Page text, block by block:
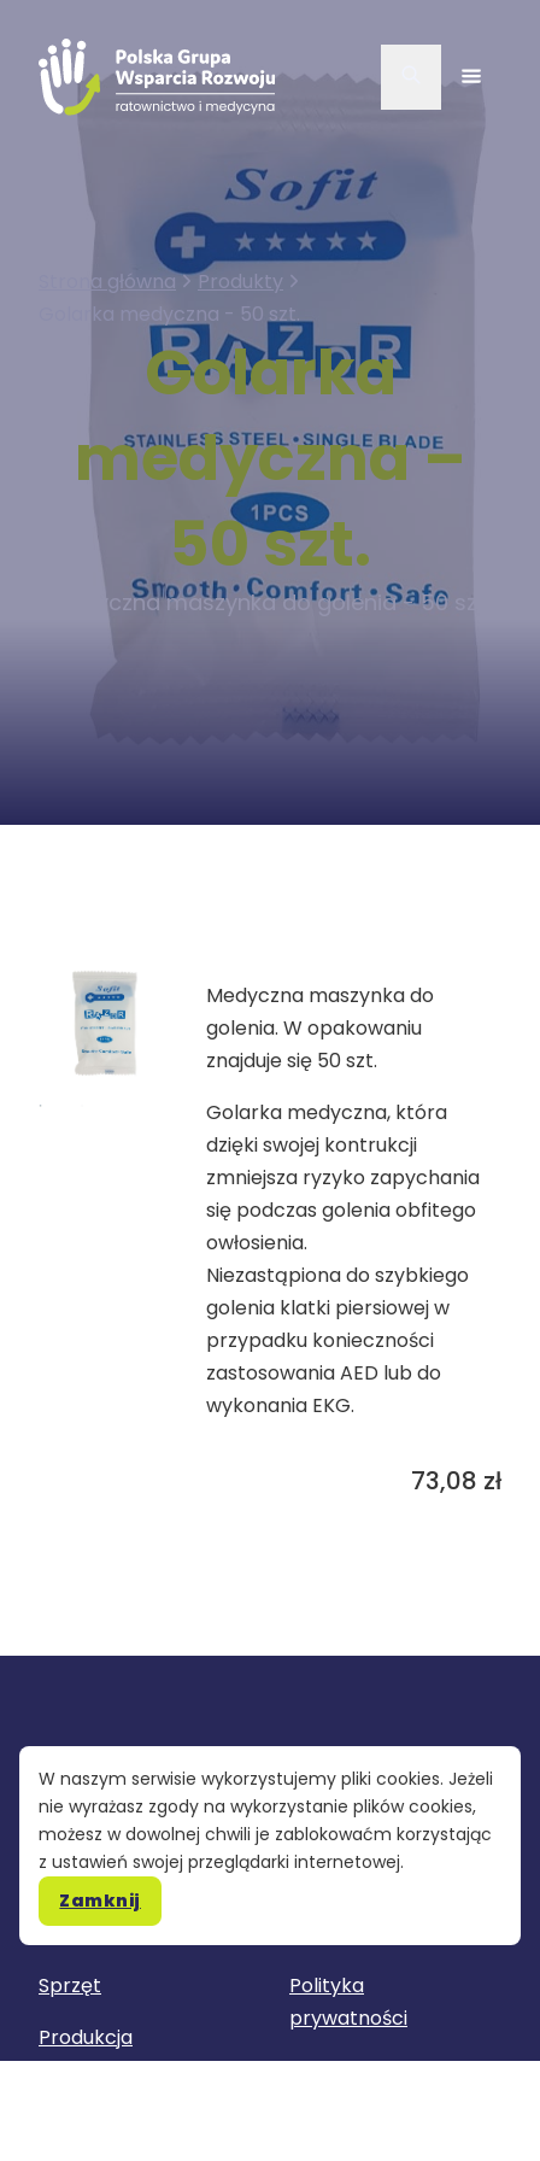
Strona główna
Produkty
Golarka medyczna - 50 szt.
Golarka
medyczna –
50 szt.
Medyczna maszynka do golenia - 50 szt.
Medyczna maszynka do
golenia. W opakowaniu
znajduje się 50 szt.
Golarka medyczna, która
dzięki swojej kontrukcji
zmniejsza ryzyko zapychania
się podczas golenia obfitego
owłosienia.
Niezastąpiona do szybkiego
golenia klatki piersiowej w
przypadku konieczności
zastosowania AED lub do
wykonania EKG.
73,08 zł
PGWR
Szkolenia
Sprzęt
Produkcja
Polityka
prywatności
Regulamin
W naszym serwisie wykorzystujemy pliki cookies. Jeżeli
nie wyrażasz zgody na wykorzystanie plików cookies,
możesz w dowolnej chwili je zablokowaćm korzystając
z ustawień swojej przeglądarki internetowej.
Zamknij